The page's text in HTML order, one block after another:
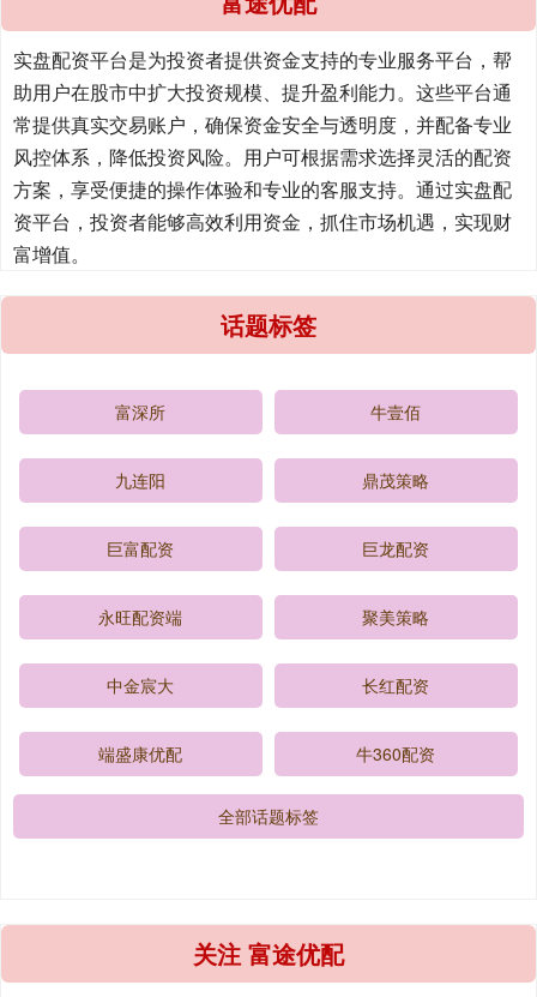
实盘配资平台是为投资者提供资金支持的专业服务平台，帮
助用户在股市中扩大投资规模、提升盈利能力。这些平台通
常提供真实交易账户，确保资金安全与透明度，并配备专业
风控体系，降低投资风险。用户可根据需求选择灵活的配资
方案，享受便捷的操作体验和专业的客服支持。通过实盘配
资平台，投资者能够高效利用资金，抓住市场机遇，实现财
富增值。
话题标签
富深所 牛壹佰
九连阳 鼎茂策略
巨富配资 巨龙配资
永旺配资端 聚美策略
中金宸大 长红配资
端盛康优配 牛360配资
全部话题标签
关注 富途优配